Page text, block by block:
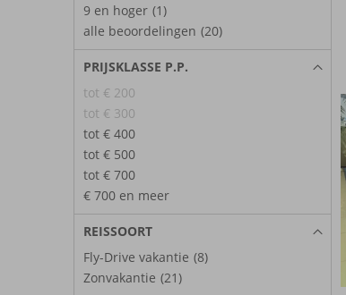
9 en hoger (1)
alle beoordelingen (20)
PRIJSKLASSE P.P.
tot € 200
tot € 300
tot € 400
tot € 500
tot € 700
€ 700 en meer
REISSOORT
Fly-Drive vakantie (8)
Zonvakantie (21)